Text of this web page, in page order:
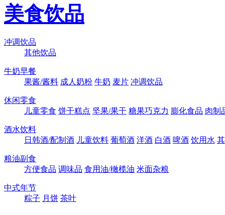
美食饮品
冲调饮品
其他饮品
牛奶早餐
果酱/酱料 成人奶粉 牛奶 麦片 冲调饮品
休闲零食
儿童零食 饼干糕点 坚果/果干 糖果巧克力 膨化食品 肉制
酒水饮料
日韩酒/配制酒 儿童饮料 葡萄酒 洋酒 白酒 啤酒 饮用水
粮油副食
方便食品 调味品 食用油/橄榄油 米面杂粮
中式年节
粽子 月饼 茶叶